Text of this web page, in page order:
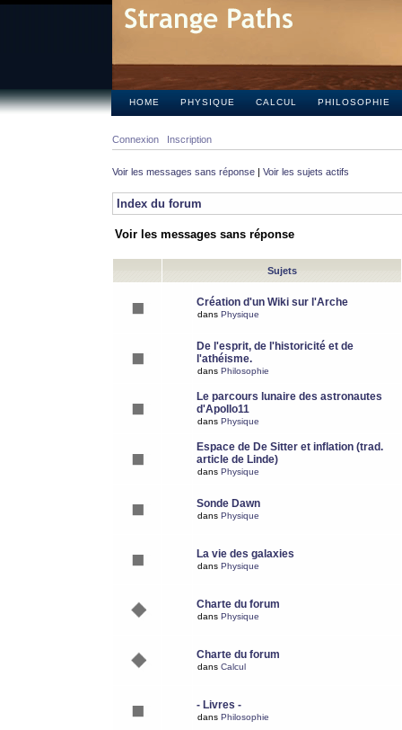
HOME PHYSIQUE CALCUL PHILOSOPHIE
Connexion Inscription
Voir les messages sans réponse | Voir les sujets actifs
Index du forum
Voir les messages sans réponse
Sujets
Création d'un Wiki sur l'Arche
dans Physique
De l'esprit, de l'historicité et de
l'athéisme.
dans Philosophie
Le parcours lunaire des astronautes
d'Apollo11
dans Physique
Espace de De Sitter et inflation (trad.
article de Linde)
dans Physique
Sonde Dawn
dans Physique
La vie des galaxies
dans Physique
Charte du forum
dans Physique
Charte du forum
dans Calcul
- Livres -
dans Philosophie